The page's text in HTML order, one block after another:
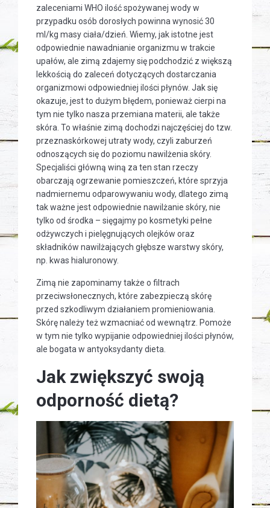
zaleceniami WHO ilość spożywanej wody w
przypadku osób dorosłych powinna wynosić 30
ml/kg masy ciała/dzień. Wiemy, jak istotne jest
odpowiednie nawadnianie organizmu w trakcie
upałów, ale zimą zdajemy się podchodzić z większą
lekkością do zaleceń dotyczących dostarczania
organizmowi odpowiedniej ilości płynów. Jak się
okazuje, jest to dużym błędem, ponieważ cierpi na
tym nie tylko nasza przemiana materii, ale także
skóra. To właśnie zimą dochodzi najczęściej do tzw.
przeznaskórkowej utraty wody, czyli zaburzeń
odnoszących się do poziomu nawilżenia skóry.
Specjaliści główną winą za ten stan rzeczy
obarczają ogrzewanie pomieszczeń, które sprzyja
nadmiernemu odparowywaniu wody, dlatego zimą
tak ważne jest odpowiednie nawilżanie skóry, nie
tylko od środka – sięgajmy po kosmetyki pełne
odżywczych i pielęgnujących olejków oraz
składników nawilżających głębsze warstwy skóry,
np. kwas hialuronowy.
Zimą nie zapominamy także o filtrach
przeciwsłonecznych, które zabezpieczą skórę
przed szkodliwym działaniem promieniowania.
Skórę należy też wzmacniać od wewnątrz. Pomoże
w tym nie tylko wypijanie odpowiedniej ilości płynów,
ale bogata w antyoksydanty dieta.
Jak zwiększyć swoją
odporność dietą?